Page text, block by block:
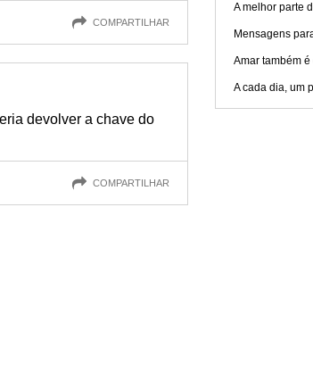
COMPARTILHAR
devolver a chave do
COMPARTILHAR
A melhor parte
Mensagens
Amar também
A cada dia, um